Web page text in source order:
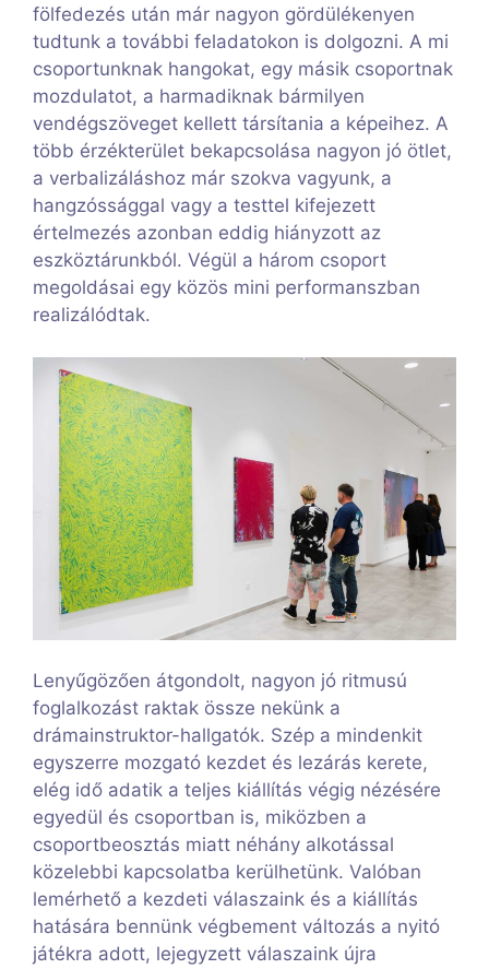
fölfedezés után már nagyon gördülékenyen
tudtunk a további feladatokon is dolgozni. A mi
csoportunknak hangokat, egy másik csoportnak
mozdulatot, a harmadiknak bármilyen
vendégszöveget kellett társítania a képeihez. A
több érzékterület bekapcsolása nagyon jó ötlet,
a verbalizáláshoz már szokva vagyunk, a
hangzóssággal vagy a testtel kifejezett
értelmezés azonban eddig hiányzott az
eszköztárunkból. Végül a három csoport
megoldásai egy közös mini performanszban
realizálódtak.
Lenyűgözően átgondolt, nagyon jó ritmusú
foglalkozást raktak össze nekünk a
drámainstruktor-hallgatók. Szép a mindenkit
egyszerre mozgató kezdet és lezárás kerete,
elég idő adatik a teljes kiállítás végig nézésére
egyedül és csoportban is, miközben a
csoportbeosztás miatt néhány alkotással
közelebbi kapcsolatba kerülhetünk. Valóban
lemérhető a kezdeti válaszaink és a kiállítás
hatására bennünk végbement változás a nyitó
játékra adott, lejegyzett válaszaink újra